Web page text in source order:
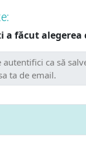
a făcut alegerea